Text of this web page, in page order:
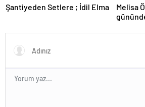
Şantiyeden Setlere ; İdil Elma
Melisa